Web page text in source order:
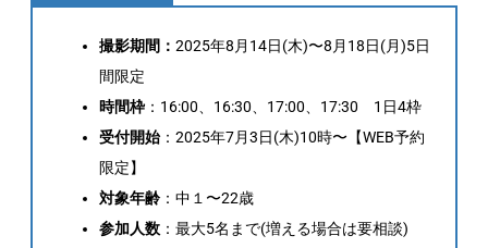
撮影期間： 2025年8月14日(木)〜8月18日(月)5日
間限定
時間枠 ：16:00、16:30、17:00、17:30 1日4枠
受付開始：2025年7月3日(木)10時〜【WEB予約
限定】
対象年齢 ：中１〜22歳
参加人数 ：最大5名まで(増える場合は要相談)